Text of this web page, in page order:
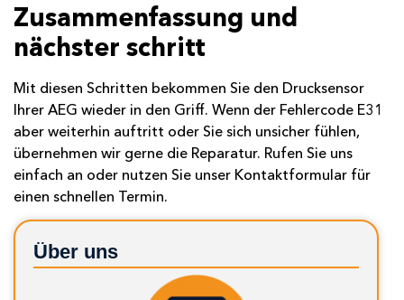
Zusammenfassung und
nächster schritt
Mit diesen Schritten bekommen Sie den Drucksensor
Ihrer AEG wieder in den Griff. Wenn der Fehlercode E31
aber weiterhin auftritt oder Sie sich unsicher fühlen,
übernehmen wir gerne die Reparatur. Rufen Sie uns
einfach an oder nutzen Sie unser Kontaktformular für
einen schnellen Termin.
Über uns